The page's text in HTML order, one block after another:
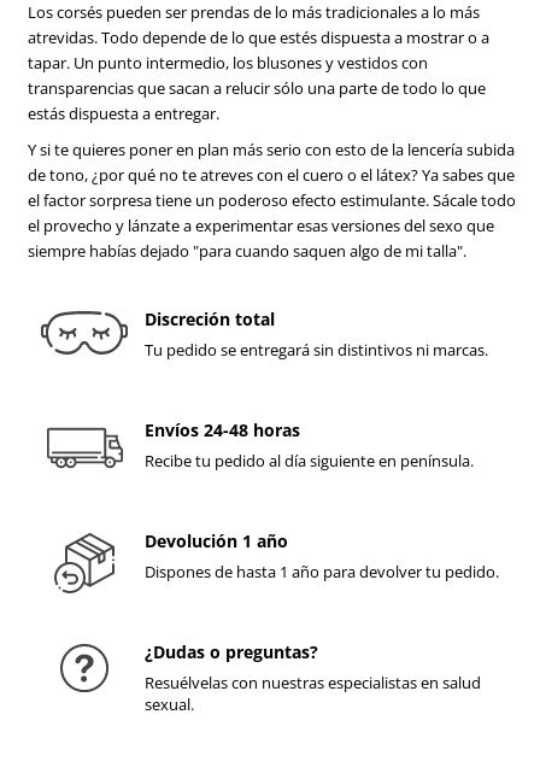
Los corsés pueden ser prendas de lo más tradicionales a lo más
atrevidas. Todo depende de lo que estés dispuesta a mostrar o a
tapar. Un punto intermedio, los blusones y vestidos con
transparencias que sacan a relucir sólo una parte de todo lo que
estás dispuesta a entregar.
Y si te quieres poner en plan más serio con esto de la lencería subida
de tono, ¿por qué no te atreves con el cuero o el látex? Ya sabes que
el factor sorpresa tiene un poderoso efecto estimulante. Sácale todo
el provecho y lánzate a experimentar esas versiones del sexo que
siempre habías dejado "para cuando saquen algo de mi talla".
Discreción total
Tu pedido se entregará sin distintivos ni marcas.
Envíos 24-48 horas
Recibe tu pedido al día siguiente en península.
Devolución 1 año
Dispones de hasta 1 año para devolver tu pedido.
¿Dudas o preguntas?
Resuélvelas con nuestras especialistas en salud
sexual.